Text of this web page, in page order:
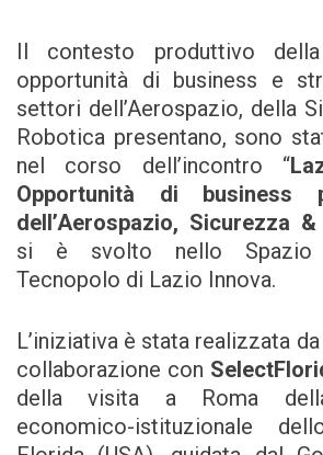
Il contesto produttivo
opportunità di business e
settori dell’Aerospazio, della
Robotica presentano, sono
nel corso dell’incontro “
Opportunità di
dell’Aerospazio, Sicurezza
si è svolto nello Spazio
Tecnopolo di Lazio Innova.
L’iniziativa è stata realizzata da
collaborazione con
della visita a Roma
economico-istituzionale